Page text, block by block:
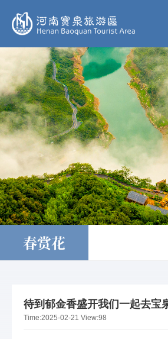
春赏花
待到郁金香盛开我们一起去宝
Time:2025-02-21 View:98